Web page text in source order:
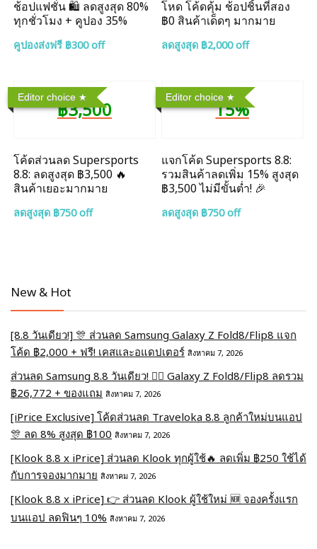
ช้อปแฟชั่น 🛍️ ลดสูงสุด 80%
ทุกชั่วโมง + คูปอง 35%
คูปองส่งฟรี ฿300 off
โหด โค้ดคุ้ม ช้อปชิ้นที่สอง
฿0 สินค้าเด็ดๆ มากมาย
ลดสูงสุด ฿2,000 off
Editor choice
฿3,500
โค้ดส่วนลด Supersports
8.8: ลดสูงสุด ฿3,500 🔥
สินค้าเยอะมากมาย
ลดสูงสุด ฿750 off
Editor choice
15%
แจกโค้ด Supersports 8.8:
รวมสินค้าลดเพิ่ม 15% สูงสุด
฿3,500 ไม่มีขั้นต่ำ! 🎉
ลดสูงสุด ฿750 off
New & Hot
[8.8 วันเดียว!] 🎊 ส่วนลด Samsung Galaxy Z Fold8/Flip8 แจก
โค้ด ฿2,000 + ฟรี! เคสและอแดปเตอร์ สิงหาคม 7, 2026
ส่วนลด Samsung 8.8 วันเดียว! ❤️‍🔥 Galaxy Z Fold8/Flip8 ลดรวม
฿26,772 + ของแถม สิงหาคม 7, 2026
[iPrice Exclusive] โค้ดส่วนลด Traveloka 8.8 ลูกค้าใหม่บนแอป
🎊 ลด 8% สูงสุด​ ฿100 สิงหาคม 7, 2026
[Klook 8.8 x iPrice] ส่วนลด Klook ทุกผู้ใช้🔥 ลดเพิ่ม ฿250 ใช้ได้
กับการจองมากมาย สิงหาคม 7, 2026
[Klook 8.8 x iPrice] 👉 ส่วนลด Klook ผู้ใช้ใหม่ 🆕 จองครั้งแรก
บนแอป ลดฟินๆ 10% สิงหาคม 7, 2026